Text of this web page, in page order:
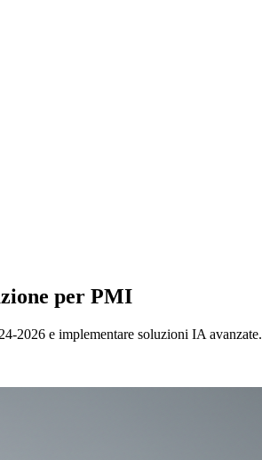
per PMI
2026 e implementare soluzioni IA avanzate.